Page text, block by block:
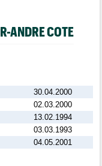
ANDRE COTE
30.04.2000
02.03.2000
13.02.1994
03.03.1993
04.05.2001